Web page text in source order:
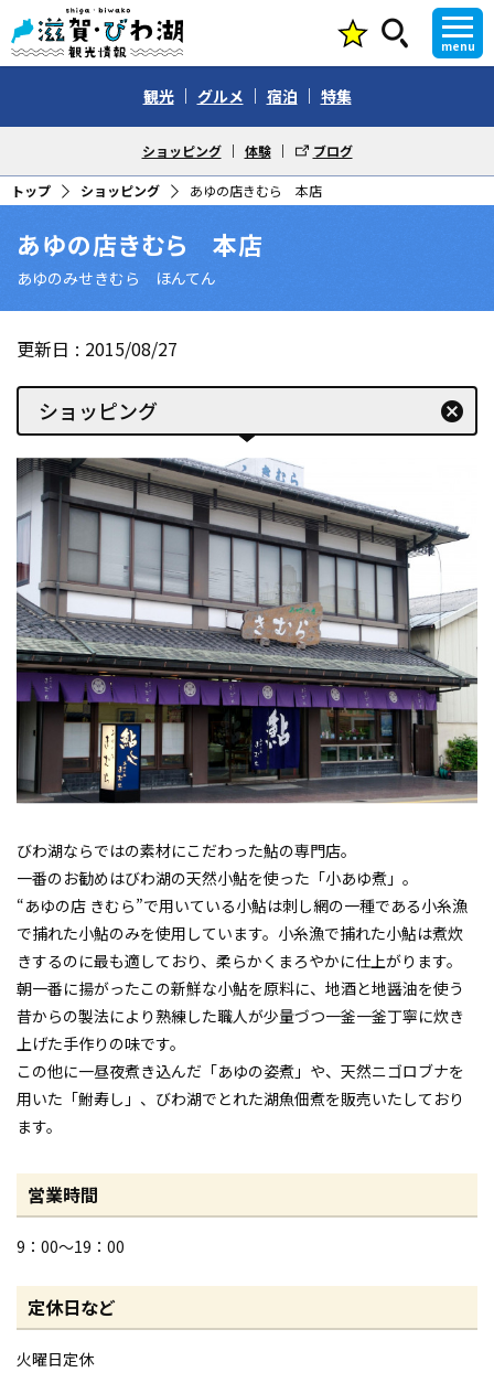
menu
観光 グルメ 宿泊 特集
ショッピング 体験 ブログ
トップ ショッピング あゆの店きむら 本店
あゆの店きむら 本店
あゆのみせきむら ほんてん
更新日 2015/08/27
ショッピング cancel
びわ湖ならではの素材にこだわった鮎の専門店。
一番のお勧めはびわ湖の天然小鮎を使った「小あゆ煮」。
“あゆの店 きむら”で用いている小鮎は刺し網の一種である小糸漁
で捕れた小鮎のみを使用しています。小糸漁で捕れた小鮎は煮炊
きするのに最も適しており、柔らかくまろやかに仕上がります。
朝一番に揚がったこの新鮮な小鮎を原料に、地酒と地醤油を使う
昔からの製法により熟練した職人が少量づつ一釜一釜丁寧に炊き
上げた手作りの味です。
この他に一昼夜煮き込んだ「あゆの姿煮」や、天然ニゴロブナを
用いた「鮒寿し」、びわ湖でとれた湖魚佃煮を販売いたしており
ます。
営業時間
9：00～19：00
定休日など
火曜日定休